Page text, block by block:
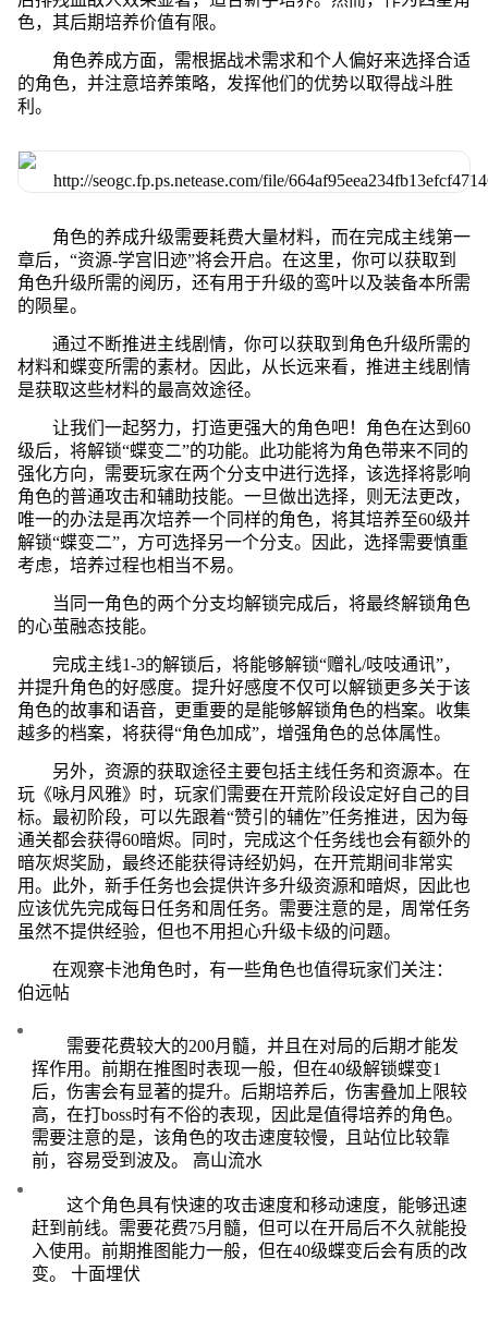
色，其后期培养价值有限。
角色养成方面，需根据战术需求和个人偏好来选择合适
的角色，并注意培养策略，发挥他们的优势以取得战斗胜
利。
角色的养成升级需要耗费大量材料，而在完成主线第一
章后，“资源-学宫旧迹”将会开启。在这里，你可以获取到
角色升级所需的阅历，还有用于升级的鸾叶以及装备本所需
的陨星。
通过不断推进主线剧情，你可以获取到角色升级所需的
材料和蝶变所需的素材。因此，从长远来看，推进主线剧情
是获取这些材料的最高效途径。
让我们一起努力，打造更强大的角色吧！角色在达到60
级后，将解锁“蝶变二”的功能。此功能将为角色带来不同的
强化方向，需要玩家在两个分支中进行选择，该选择将影响
角色的普通攻击和辅助技能。一旦做出选择，则无法更改，
唯一的办法是再次培养一个同样的角色，将其培养至60级并
解锁“蝶变二”，方可选择另一个分支。因此，选择需要慎重
考虑，培养过程也相当不易。
当同一角色的两个分支均解锁完成后，将最终解锁角色
的心茧融态技能。
完成主线1-3的解锁后，将能够解锁“赠礼/吱吱通讯”，
并提升角色的好感度。提升好感度不仅可以解锁更多关于该
角色的故事和语音，更重要的是能够解锁角色的档案。收集
越多的档案，将获得“角色加成”，增强角色的总体属性。
另外，资源的获取途径主要包括主线任务和资源本。在
玩《咏月风雅》时，玩家们需要在开荒阶段设定好自己的目
标。最初阶段，可以先跟着“赞引的辅佐”任务推进，因为每
通关都会获得60暗烬。同时，完成这个任务线也会有额外的
暗灰烬奖励，最终还能获得诗经奶妈，在开荒期间非常实
用。此外，新手任务也会提供许多升级资源和暗烬，因此也
应该优先完成每日任务和周任务。需要注意的是，周常任务
虽然不提供经验，但也不用担心升级卡级的问题。
在观察卡池角色时，有一些角色也值得玩家们关注：
伯远帖
需要花费较大的200月髓，并且在对局的后期才能发
挥作用。前期在推图时表现一般，但在40级解锁蝶变1
后，伤害会有显著的提升。后期培养后，伤害叠加上限较
高，在打boss时有不俗的表现，因此是值得培养的角色。
需要注意的是，该角色的攻击速度较慢，且站位比较靠
前，容易受到波及。 高山流水
这个角色具有快速的攻击速度和移动速度，能够迅速
赶到前线。需要花费75月髓，但可以在开局后不久就能投
入使用。前期推图能力一般，但在40级蝶变后会有质的改
变。 十面埋伏